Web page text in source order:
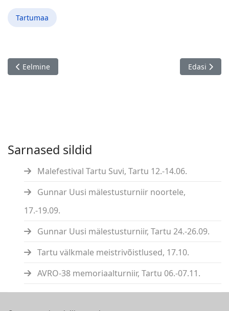
Tartumaa
Eelmine artikkel: 34. Lehola-Lembitu Ratsu välkmale turniir,
Eelmine Järgmine
Edasi
Sarnased sildid
Malefestival Tartu Suvi, Tartu 12.-14.06.
Gunnar Uusi mälestusturniir noortele,
17.-19.09.
Gunnar Uusi mälestusturniir, Tartu 24.-26.09.
Tartu välkmale meistrivõistlused, 17.10.
AVRO-38 memoriaalturniir, Tartu 06.-07.11.